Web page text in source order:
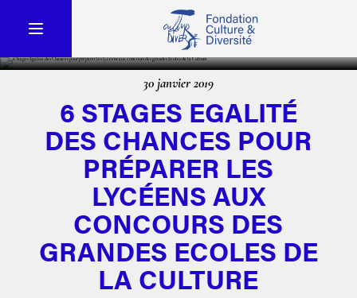
30 janvier 2019
6 STAGES EGALITÉ
DES CHANCES POUR
PRÉPARER LES
LYCÉENS AUX
CONCOURS DES
GRANDES ECOLES DE
LA CULTURE